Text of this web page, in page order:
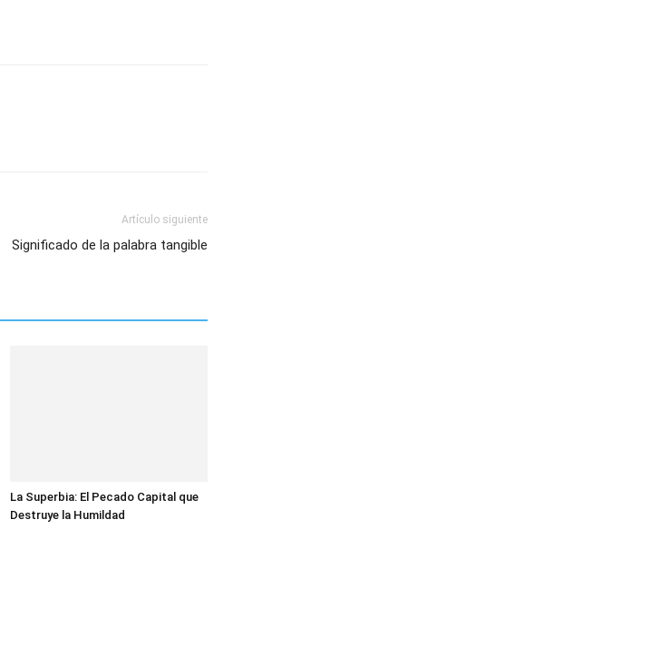
Artículo siguiente
Significado de la palabra tangible
La Superbia: El Pecado Capital que
Destruye la Humildad